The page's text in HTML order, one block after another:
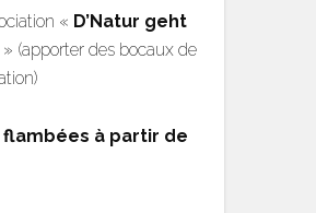
« D’Natur geht
» (apporter des bocaux de
flambées à partir de